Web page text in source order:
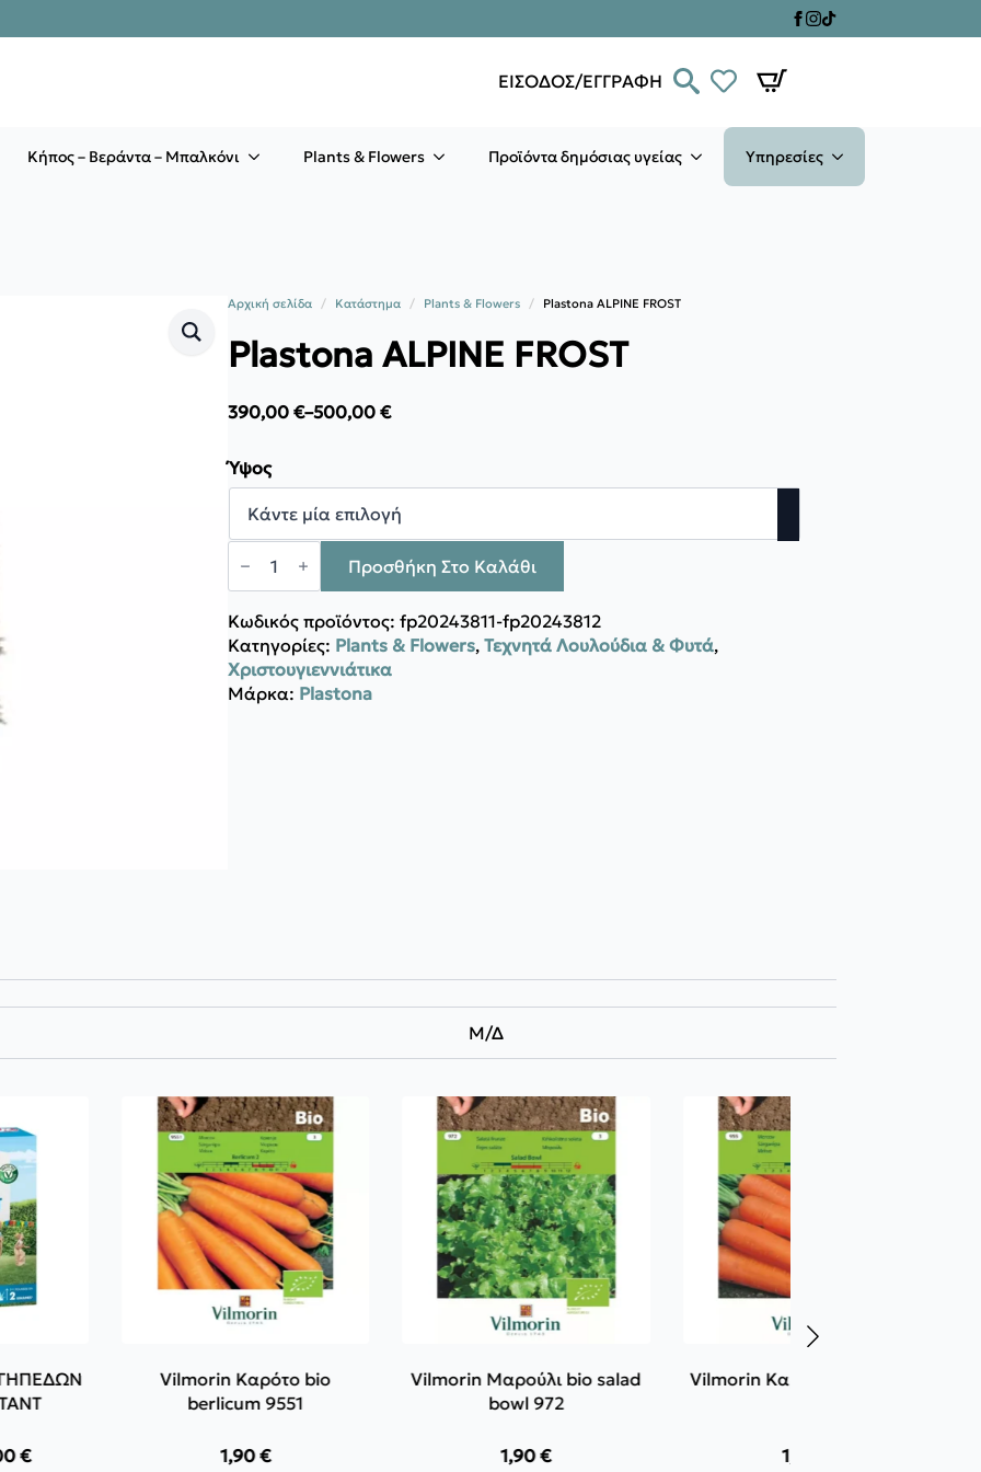
ΕΙΣΟΔΟΣ/ΕΓΓΡΑΦΗ
Κήπος – Βεράντα – Μπαλκόνι Plants & Flowers Προϊόντα δημόσιας υγείας Υπηρεσίες
Αρχική σελίδα Κατάστημα Plants & Flowers Plastona ALPINE FROST
Plastona ALPINE FROST
390,00 €–500,00 €
Price
390,00 €
through
500,00 €
Ύψος
Plastona
ALPINE
Προσθήκη Στο Καλάθι
Κωδικός προϊόντος: fp20243811-fp20243812
Κατηγορίες: Plants & Flowers, Τεχνητά Λουλούδια & Φυτά,
Χριστουγιεννιάτικα
Μάρκα: Plastona
Μ/Δ
€
Vilmorin Καρότο bio
berlicum 9551
1,90€
Vilmorin Μαρούλι bio salad
bowl 972
1,90€
Vilmorin Καρότο bio nantes
1,90